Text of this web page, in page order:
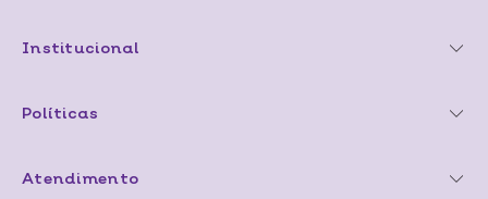
Institucional
Políticas
Atendimento